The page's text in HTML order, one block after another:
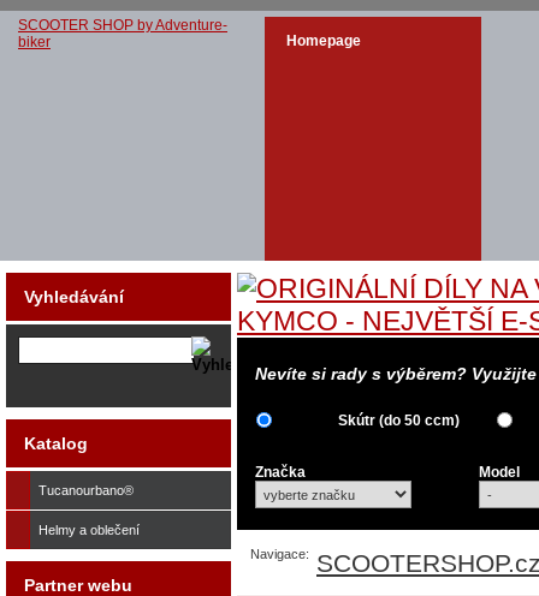
SCOOTER SHOP by Adventure-
biker
Homepage
Nevíte si rady s výběrem?
Skútr (do 50 ccm)
Značka Model
Navigace:
Vyhledávání
Katalog
Tucanourbano®
Helmy a oblečení
Partner webu